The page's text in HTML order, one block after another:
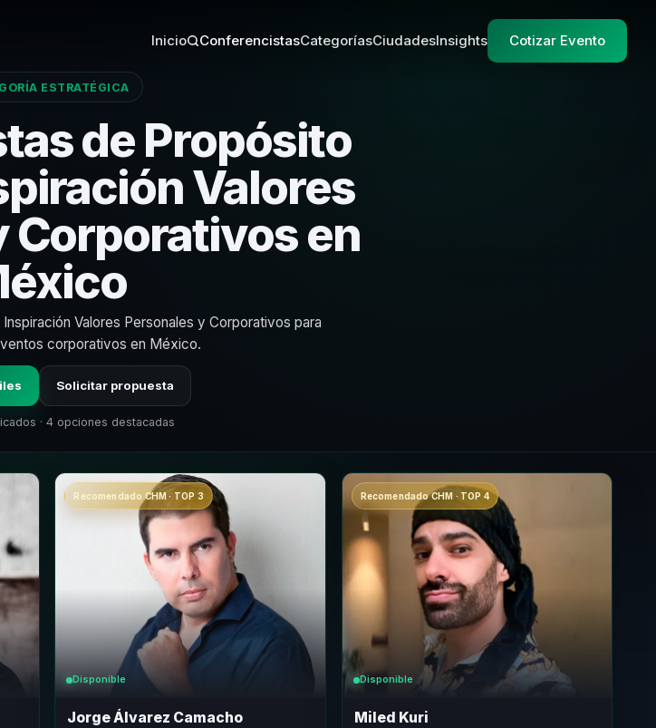
Inicio ConferencistasCategoríasCiudadesInsights Cotizar Evento
ESTRATÉGICA
de Propósito
Valores
Corporativos en
Valores Personales y Corporativos para
corporativos en México.
Solicitar propuesta
· 4 opciones destacadas
Recomendado CHM · TOP 3
Disponible
Jorge Álvarez Camacho
Recomendado CHM · TOP 4
Disponible
Miled Kuri